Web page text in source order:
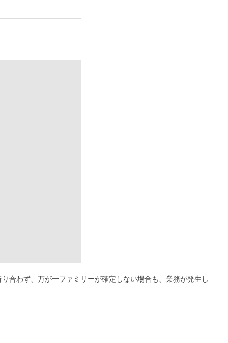
合わず、万が一ファミリーが確定しない場合も、業務が発生し